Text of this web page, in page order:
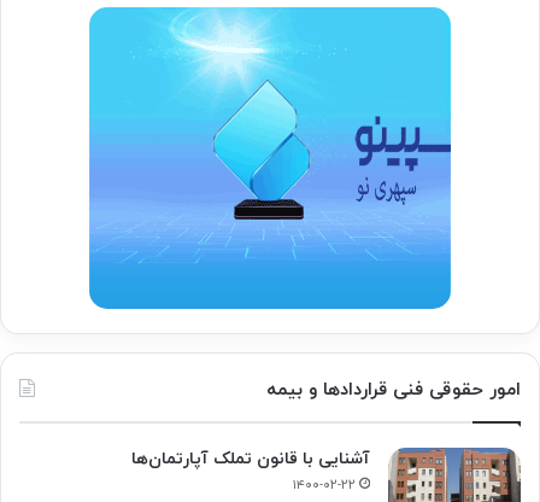
امور حقوقی فنی قراردادها و بیمه
آشنایی با قانون تملک آپارتمان‌ها
۱۴۰۰-۰۲-۲۲